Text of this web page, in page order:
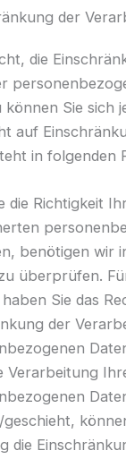
der
die
Sie sich
auf
in folgenden
die Richtigkeit
benötigen wir
überprüfen.
Sie das
der
Verarbeitung
geschieht,
die